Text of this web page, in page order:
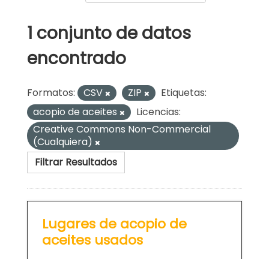
1 conjunto de datos
encontrado
Formatos: CSV ZIP
Etiquetas:
acopio de aceites
Licencias:
Creative Commons Non-Commercial
(Cualquiera)
Filtrar Resultados
Lugares de acopio de
aceites usados